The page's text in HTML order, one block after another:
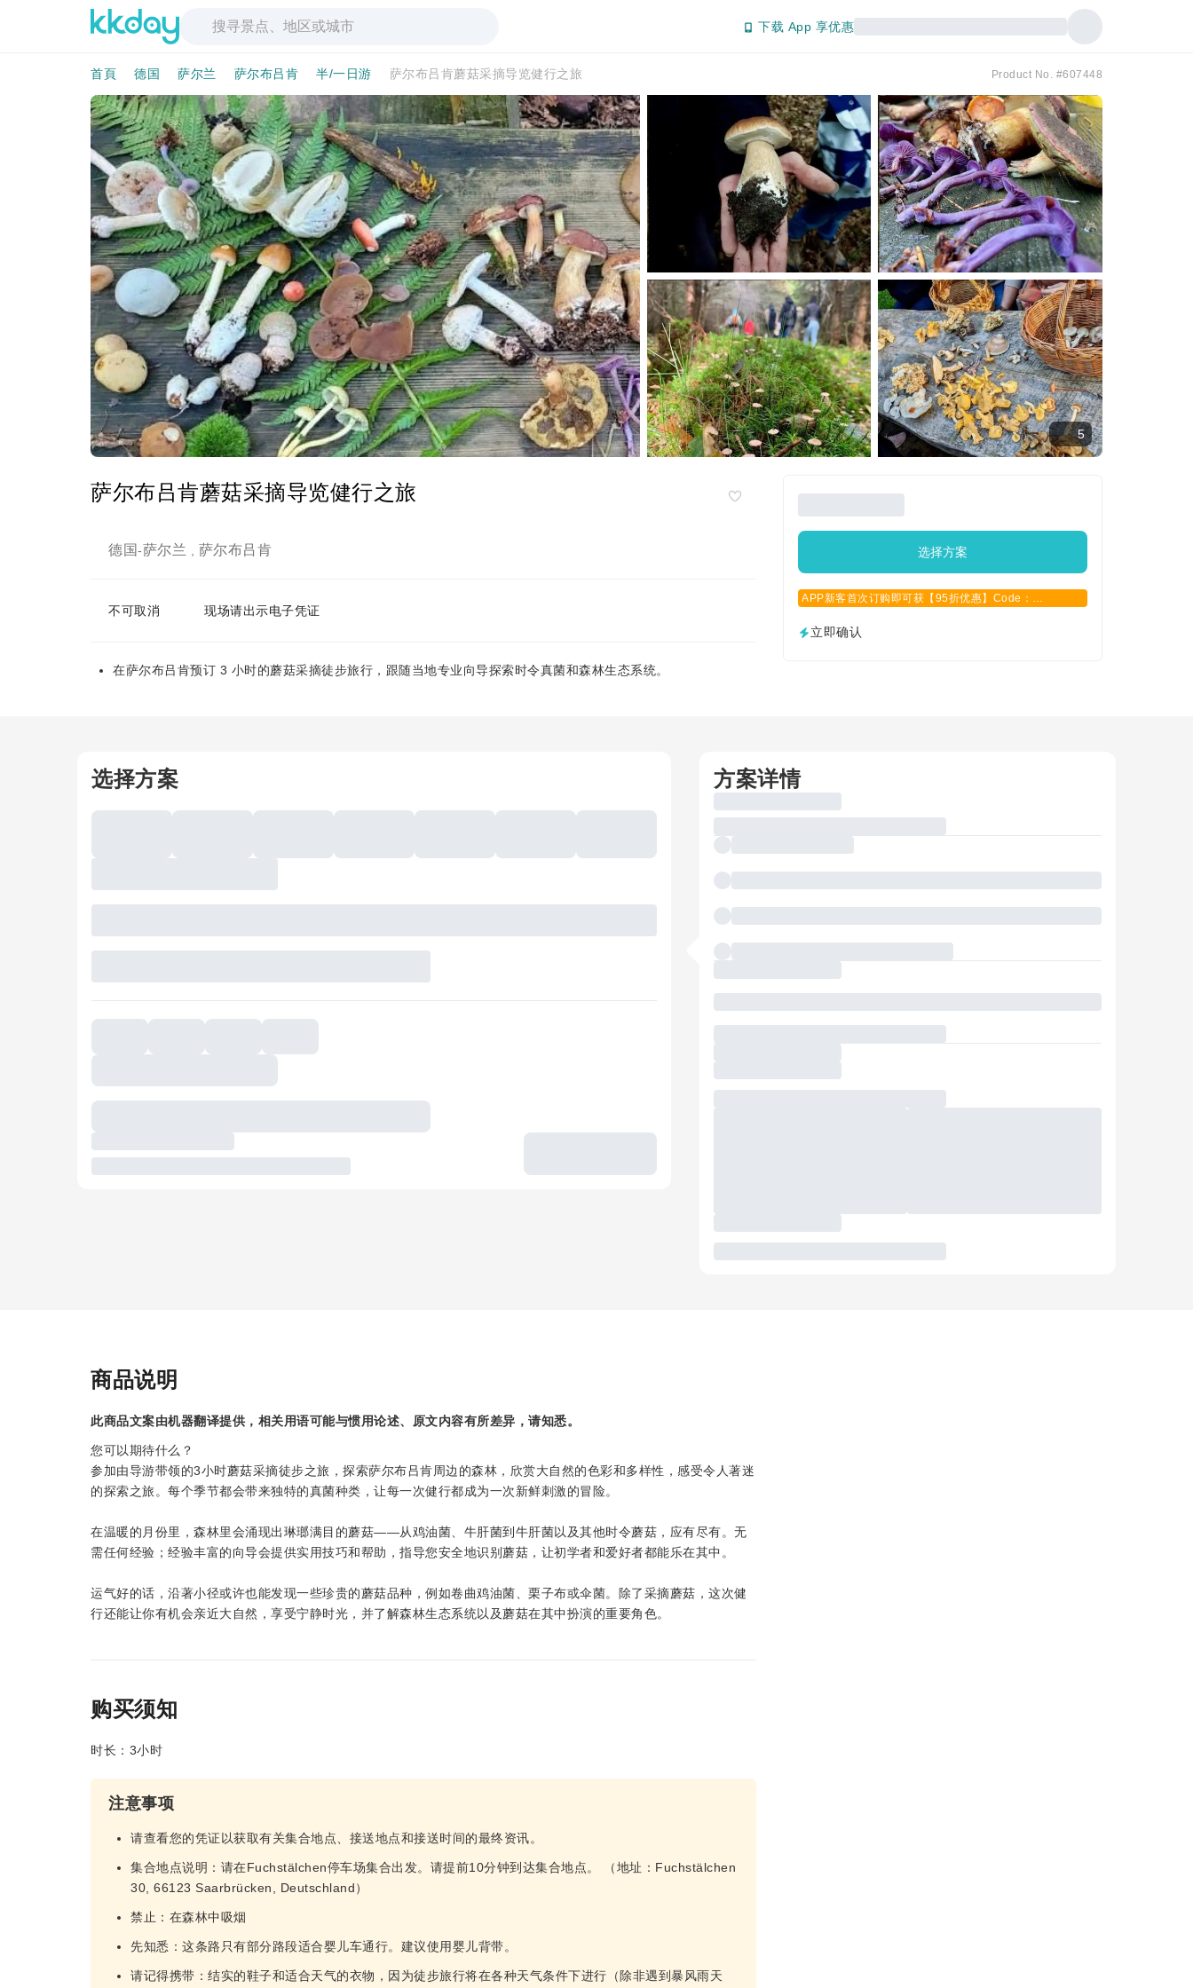
下载 App 享优惠
首頁 德国 萨尔兰 萨尔布吕肯 半/一日游 萨尔布吕肯蘑菇采摘导览健行之旅 Product No. #607448
5
萨尔布吕肯蘑菇采摘导览健行之旅
德国-萨尔兰 萨尔布吕肯
不可取消 现场请出示电子凭证
在萨尔布吕肯预订 3 小时的蘑菇采摘徒步旅行，跟随当地专业向导探索时令真菌和森林生态系统。
选择方案
APP新客首次订购即可获【95折优惠】Code：
立即确认
选择方案 方案详情
商品说明
此商品文案由机器翻译提供，相关用语可能与惯用论述、原文内容有所差异，请知悉。
您可以期待什么？
参加由导游带领的3小时蘑菇采摘徒步之旅，探索萨尔布吕肯周边的森林，欣赏大自然的色彩和多样性，感受令人著迷
的探索之旅。每个季节都会带来独特的真菌种类，让每一次健行都成为一次新鲜刺激的冒险。
在温暖的月份里，森林里会涌现出琳瑯满目的蘑菇——从鸡油菌、牛肝菌到牛肝菌以及其他时令蘑菇，应有尽有。无
需任何经验；经验丰富的向导会提供实用技巧和帮助，指导您安全地识别蘑菇，让初学者和爱好者都能乐在其中。
运气好的话，沿著小径或许也能发现一些珍贵的蘑菇品种，例如卷曲鸡油菌、栗子布或伞菌。除了采摘蘑菇，这次健
行还能让你有机会亲近大自然，享受宁静时光，并了解森林生态系统以及蘑菇在其中扮演的重要角色。
购买须知
时长：3小时
注意事项
请查看您的凭证以获取有关集合地点、接送地点和接送时间的最终资讯。
集合地点说明：请在Fuchstälchen停车场集合出发。请提前10分钟到达集合地点。 （地址：Fuchstälchen
30, 66123 Saarbrücken, Deutschland）
禁止：在森林中吸烟
先知悉：这条路只有部分路段适合婴儿车通行。建议使用婴儿背带。
请记得携带：结实的鞋子和适合天气的衣物，因为徒步旅行将在各种天气条件下进行（除非遇到暴风雨天